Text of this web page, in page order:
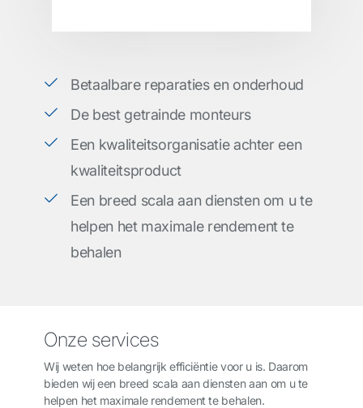
Betaalbare reparaties en onderhoud
De best getrainde monteurs
Een kwaliteitsorganisatie achter een
kwaliteitsproduct
Een breed scala aan diensten om u te
helpen het maximale rendement te
behalen
Onze services
Wij weten hoe belangrijk efficiëntie voor u is. Daarom
bieden wij een breed scala aan diensten aan om u te
helpen het maximale rendement te behalen.